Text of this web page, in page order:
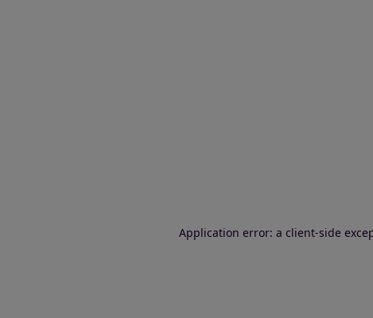
Application error: a client-side